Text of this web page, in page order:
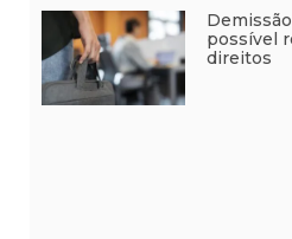
possível
direitos